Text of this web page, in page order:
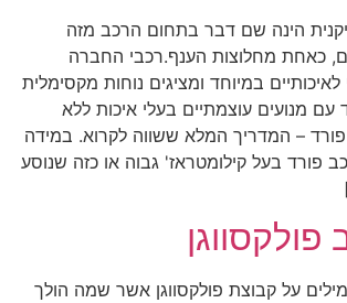
הינה שם דבר בתחום הרכב מזה
מ-100 שנים, כאחת מחלוצות הענף.רכבי החברה
במיוחד ומציגים נוחות מקסימלית
עם מנועים עוצמתיים בעלי איכות ללא
– המדריך המלא ששווה לקרוא. במידה
פורד בעל קילומטראז' גבוה או כזה שנוסע
פולקסווגן
על קבוצת פולקסווגן אשר שמה הולך